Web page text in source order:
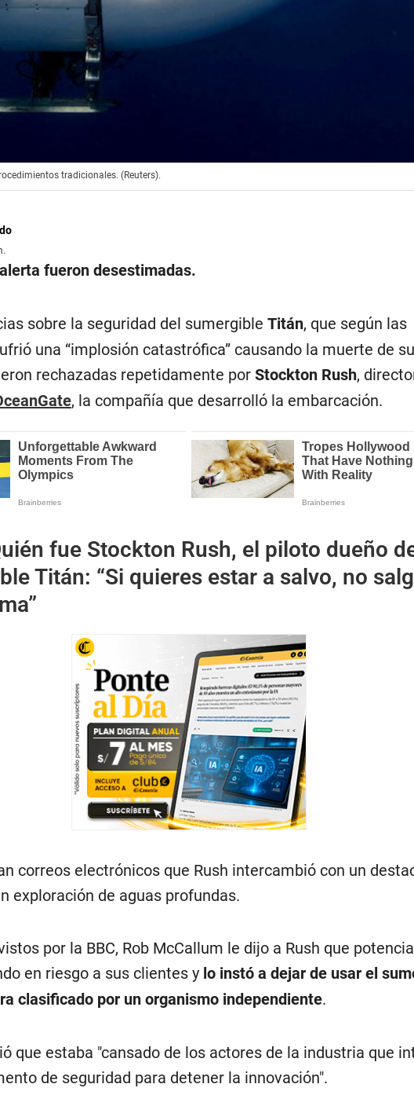
tradicionales. (Reuters).
fueron desestimadas.
sobre la seguridad del sumergible Titán, que según las
una “implosión catastrófica” causando la muerte de
rechazadas repetidamente por Stockton Rush,
, la compañía que desarrolló la embarcación.
fue Stockton Rush, el piloto dueño
Titán: “Si quieres estar a salvo, no
correos electrónicos que Rush intercambió con un
exploración de aguas profundas.
por la BBC, Rob McCallum le dijo a Rush que
en riesgo a sus clientes y lo instó a dejar de usar el
clasificado por un organismo independiente.
que estaba "cansado de los actores de la industria que
de seguridad para detener la innovación".